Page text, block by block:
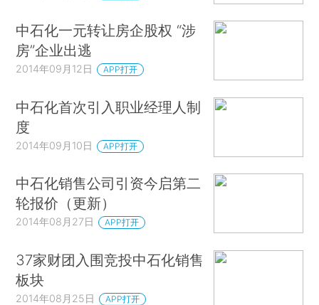
中石化一元转让房企股权 “涉
房”企业出逃
2014年09月12日 APP打开
中石化首次引入职业经理人制
度
2014年09月10日 APP打开
中石化销售公司引资今启第二
轮报价（更新）
2014年08月27日 APP打开
37家财团入围竞投中石化销售
板块
2014年08月25日 APP打开